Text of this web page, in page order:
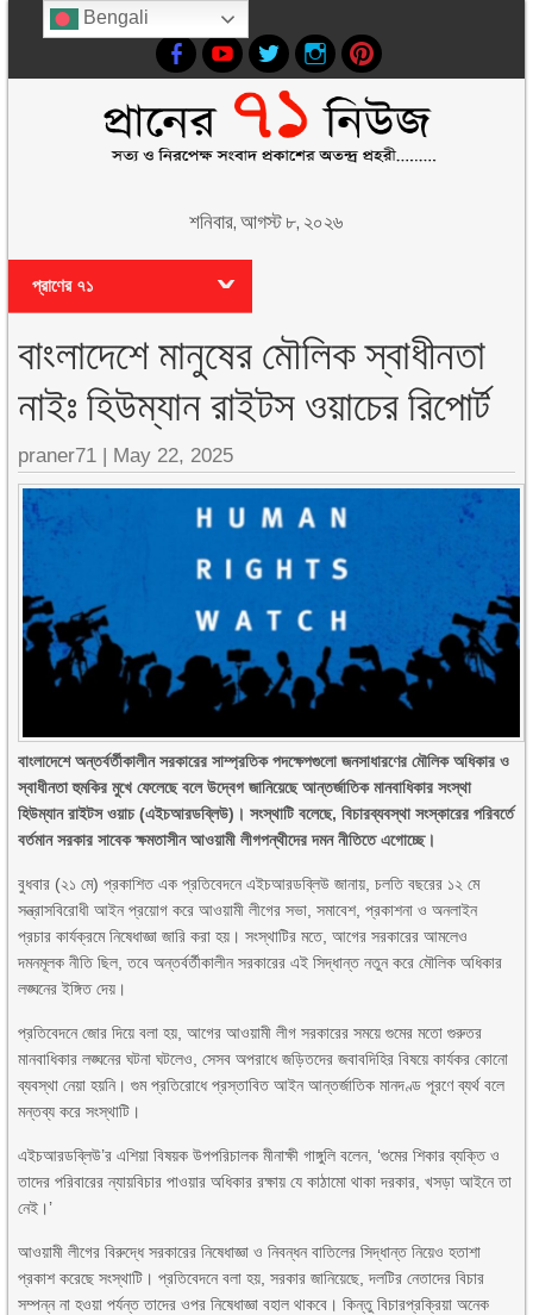
শনিবার, আগস্ট ৮, ২০২৬
প্রাণের ৭১
বাংলাদেশে মানুষের মৌলিক স্বাধীনতা
নাইঃ হিউম্যান রাইটস ওয়াচের রিপোর্ট
praner71 | May 22, 2025
বাংলাদেশে অন্তর্বর্তীকালীন সরকারের সাম্প্রতিক পদক্ষেপগুলো জনসাধারণের মৌলিক অধিকার ও
স্বাধীনতা হুমকির মুখে ফেলেছে বলে উদ্বেগ জানিয়েছে আন্তর্জাতিক মানবাধিকার সংস্থা
হিউম্যান রাইটস ওয়াচ (এইচআরডব্লিউ)। সংস্থাটি বলেছে, বিচারব্যবস্থা সংস্কারের পরিবর্তে
বর্তমান সরকার সাবেক ক্ষমতাসীন আওয়ামী লীগপন্থীদের দমন নীতিতে এগোচ্ছে।
বুধবার (২১ মে) প্রকাশিত এক প্রতিবেদনে এইচআরডব্লিউ জানায়, চলতি বছরের ১২ মে
সন্ত্রাসবিরোধী আইন প্রয়োগ করে আওয়ামী লীগের সভা, সমাবেশ, প্রকাশনা ও অনলাইন
প্রচার কার্যক্রমে নিষেধাজ্ঞা জারি করা হয়। সংস্থাটির মতে, আগের সরকারের আমলেও
দমনমূলক নীতি ছিল, তবে অন্তর্বর্তীকালীন সরকারের এই সিদ্ধান্ত নতুন করে মৌলিক অধিকার
লঙ্ঘনের ইঙ্গিত দেয়।
প্রতিবেদনে জোর দিয়ে বলা হয়, আগের আওয়ামী লীগ সরকারের সময়ে গুমের মতো গুরুতর
মানবাধিকার লঙ্ঘনের ঘটনা ঘটলেও, সেসব অপরাধে জড়িতদের জবাবদিহির বিষয়ে কার্যকর কোনো
ব্যবস্থা নেয়া হয়নি। গুম প্রতিরোধে প্রস্তাবিত আইন আন্তর্জাতিক মানদণ্ড পূরণে ব্যর্থ বলে
মন্তব্য করে সংস্থাটি।
এইচআরডব্লিউ’র এশিয়া বিষয়ক উপপরিচালক মীনাক্ষী গাঙ্গুলি বলেন, ‘গুমের শিকার ব্যক্তি ও
তাদের পরিবারের ন্যায়বিচার পাওয়ার অধিকার রক্ষায় যে কাঠামো থাকা দরকার, খসড়া আইনে তা
নেই।’
আওয়ামী লীগের বিরুদ্ধে সরকারের নিষেধাজ্ঞা ও নিবন্ধন বাতিলের সিদ্ধান্ত নিয়েও হতাশা
প্রকাশ করেছে সংস্থাটি। প্রতিবেদনে বলা হয়, সরকার জানিয়েছে, দলটির নেতাদের বিচার
সম্পন্ন না হওয়া পর্যন্ত তাদের ওপর নিষেধাজ্ঞা বহাল থাকবে। কিন্তু বিচারপ্রক্রিয়া অনেক
Bengali